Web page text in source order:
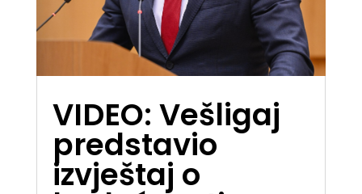
VIDEO: Vešligaj
predstavio
izvještaj o